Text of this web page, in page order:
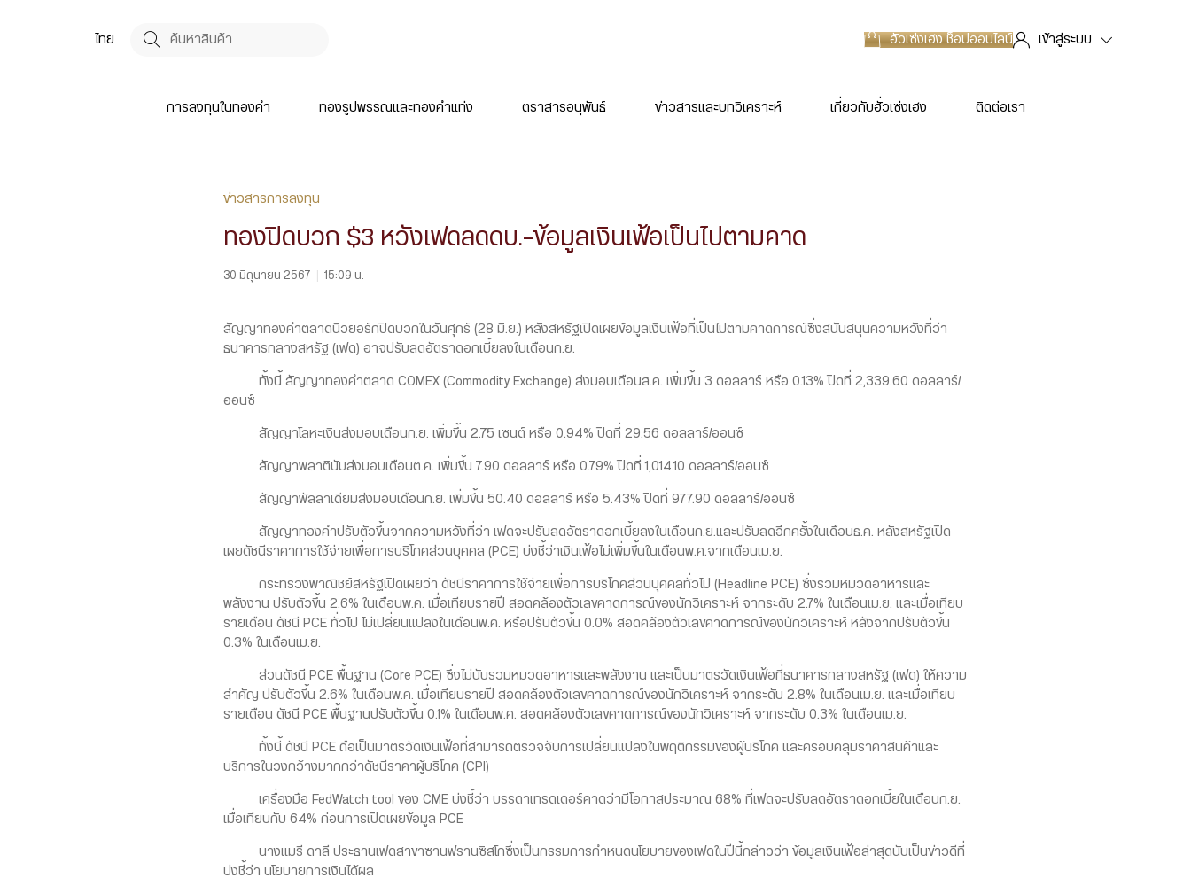
ไทย ฮั่วเซ่งเฮงช็อปออนไลน์ เข้าสู่ระบบ
การลงทุนในทองคำ ทองรูปพรรณและทองคำแท่ง ตราสารอนุพันธ์ ข่าวสารและบทวิเคราะห์ เกี่ยวกับฮั่วเซ่งเฮง ติดต่อเรา
ข่าวสารการลงทุน
ทองปิดบวก $3 หวังเฟดลดดบ.-ข้อมูลเงินเฟ้อเป็นไปตามคาด
30 มิถุนายน 2567 15:09 น.
สัญญาทองคำตลาดนิวยอร์กปิดบวกในวันศุกร์ (28 มิ.ย.) หลังสหรัฐเปิดเผยข้อมูลเงินเฟ้อที่เป็นไปตามคาดการณ์ซึ่งสนับสนุนความหวังที่ว่า
ธนาคารกลางสหรัฐ (เฟด) อาจปรับลดอัตราดอกเบี้ยลงในเดือนก.ย.
ทั้งนี้ สัญญาทองคำตลาด COMEX (Commodity Exchange) ส่งมอบเดือนส.ค. เพิ่มขึ้น 3 ดอลลาร์ หรือ 0.13% ปิดที่ 2,339.60 ดอลลาร์/
ออนซ์
สัญญาโลหะเงินส่งมอบเดือนก.ย. เพิ่มขึ้น 2.75 เซนต์ หรือ 0.94% ปิดที่ 29.56 ดอลลาร์/ออนซ์
สัญญาพลาตินัมส่งมอบเดือนต.ค. เพิ่มขึ้น 7.90 ดอลลาร์ หรือ 0.79% ปิดที่ 1,014.10 ดอลลาร์/ออนซ์
สัญญาพัลลาเดียมส่งมอบเดือนก.ย. เพิ่มขึ้น 50.40 ดอลลาร์ หรือ 5.43% ปิดที่ 977.90 ดอลลาร์/ออนซ์
สัญญาทองคำปรับตัวขึ้นจากความหวังที่ว่า เฟดจะปรับลดอัตราดอกเบี้ยลงในเดือนก.ย.และปรับลดอีกครั้งในเดือนธ.ค. หลังสหรัฐเปิด
เผยดัชนีราคาการใช้จ่ายเพื่อการบริโภคส่วนบุคคล (PCE) บ่งชี้ว่าเงินเฟ้อไม่เพิ่มขึ้นในเดือนพ.ค.จากเดือนเม.ย.
กระทรวงพาณิชย์สหรัฐเปิดเผยว่า ดัชนีราคาการใช้จ่ายเพื่อการบริโภคส่วนบุคคลทั่วไป (Headline PCE) ซึ่งรวมหมวดอาหารและ
พลังงาน ปรับตัวขึ้น 2.6% ในเดือนพ.ค. เมื่อเทียบรายปี สอดคล้องตัวเลขคาดการณ์ของนักวิเคราะห์ จากระดับ 2.7% ในเดือนเม.ย. และเมื่อเทียบ
รายเดือน ดัชนี PCE ทั่วไป ไม่เปลี่ยนแปลงในเดือนพ.ค. หรือปรับตัวขึ้น 0.0% สอดคล้องตัวเลขคาดการณ์ของนักวิเคราะห์ หลังจากปรับตัวขึ้น
0.3% ในเดือนเม.ย.
ส่วนดัชนี PCE พื้นฐาน (Core PCE) ซึ่งไม่นับรวมหมวดอาหารและพลังงาน และเป็นมาตรวัดเงินเฟ้อที่ธนาคารกลางสหรัฐ (เฟด) ให้ความ
สำคัญ ปรับตัวขึ้น 2.6% ในเดือนพ.ค. เมื่อเทียบรายปี สอดคล้องตัวเลขคาดการณ์ของนักวิเคราะห์ จากระดับ 2.8% ในเดือนเม.ย. และเมื่อเทียบ
รายเดือน ดัชนี PCE พื้นฐานปรับตัวขึ้น 0.1% ในเดือนพ.ค. สอดคล้องตัวเลขคาดการณ์ของนักวิเคราะห์ จากระดับ 0.3% ในเดือนเม.ย.
ทั้งนี้ ดัชนี PCE ถือเป็นมาตรวัดเงินเฟ้อที่สามารถตรวจจับการเปลี่ยนแปลงในพฤติกรรมของผู้บริโภค และครอบคลุมราคาสินค้าและ
บริการในวงกว้างมากกว่าดัชนีราคาผู้บริโภค (CPI)
เครื่องมือ FedWatch tool ของ CME บ่งชี้ว่า บรรดาเทรดเดอร์คาดว่ามีโอกาสประมาณ 68% ที่เฟดจะปรับลดอัตราดอกเบี้ยในเดือนก.ย.
เมื่อเทียบกับ 64% ก่อนการเปิดเผยข้อมูล PCE
นางแมรี ดาลี ประธานเฟดสาขาซานฟรานซิสโกซึ่งเป็นกรรมการกำหนดนโยบายของเฟดในปีนี้กล่าวว่า ข้อมูลเงินเฟ้อล่าสุดนับเป็นข่าวดีที่
บ่งชี้ว่า นโยบายการเงินได้ผล